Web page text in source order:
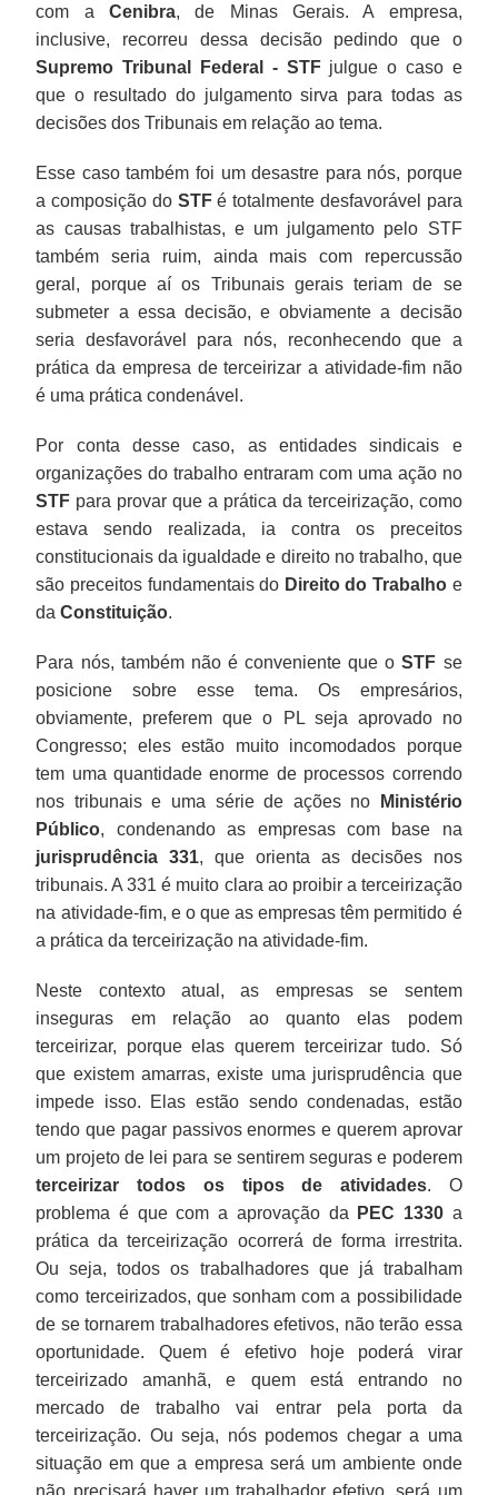
com aCenibra, de Minas Gerais. A empresa,
inclusive, recorreu dessa decisão pedindo que o
Supremo Tribunal Federal - STFjulgue o caso e
que o resultado do julgamento sirva para todas as
decisões dos Tribunais em relação ao tema.
Esse caso também foi um desastre para nós, porque
a composição do STFé totalmente desfavorável para
as causas trabalhistas, e um julgamento pelo STF
também seria ruim, ainda mais com repercussão
geral, porque aí os Tribunais gerais teriam de se
submeter a essa decisão, e obviamente a decisão
seria desfavorável para nós, reconhecendo que a
prática da empresa de terceirizar a atividade-fim não
é uma prática condenável.
Por conta desse caso, as entidades sindicais e
organizações do trabalho entraram com uma ação no
STF para provar que a prática da terceirização, como
estava sendo realizada, ia contra os preceitos
constitucionais da igualdade e direito no trabalho, que
são preceitos fundamentais do Direito do Trabalho e
daConstituição.
Para nós, também não é conveniente que oSTF se
posicione sobre esse tema. Os empresários,
obviamente, preferem que o PL seja aprovado no
Congresso; eles estão muito incomodados porque
tem uma quantidade enorme de processos correndo
nos tribunais e uma série de ações no
Ministério
Público, condenando as empresas com base na
jurisprudência 331, que orienta as decisões nos
tribunais. A 331 é muito clara ao proibir a terceirização
na atividade-fim, e o que as empresas têm permitido é
a prática da terceirização na atividade-fim.
Neste contexto atual, as empresas se sentem
inseguras em relação ao quanto elas podem
terceirizar, porque elas querem terceirizar tudo. Só
que existem amarras, existe uma jurisprudência que
impede isso. Elas estão sendo condenadas, estão
tendo que pagar passivos enormes e querem aprovar
um projeto de lei para se sentirem seguras e poderem
terceirizar todos os tipos de atividades. O
problema é que com a aprovação da
PEC 1330a
prática da terceirização ocorrerá de forma irrestrita.
Ou seja, todos os trabalhadores que já trabalham
como terceirizados, que sonham com a possibilidade
de se tornarem trabalhadores efetivos, não terão essa
oportunidade. Quem é efetivo hoje poderá virar
terceirizado amanhã, e quem está entrando no
mercado de trabalho vai entrar pela porta da
terceirização. Ou seja, nós podemos chegar a uma
situação em que a empresa será um ambiente onde
não precisará haver um trabalhador efetivo, será um